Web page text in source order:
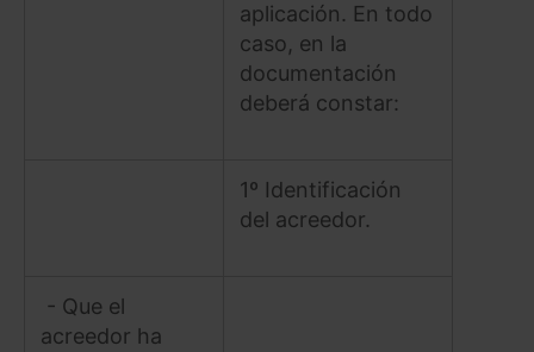
aplicación. En todo
caso, en la
documentación
deberá constar:
1º Identificación
del acreedor.
- Que el
acreedor ha